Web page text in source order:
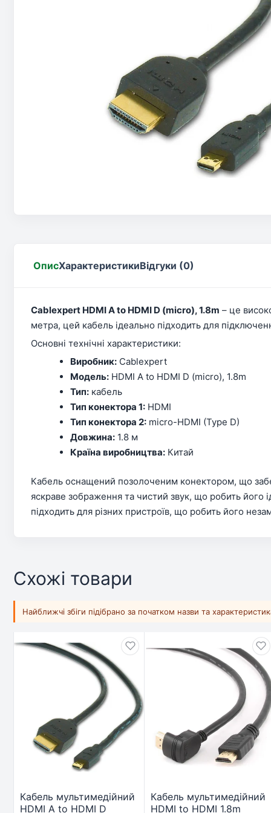
ОписХарактеристикиВідгуки (0)
Cablexpert HDMI A to HDMI D (micro), 1.8m – це
метра, цей кабель ідеально підходить для
Основні технічні характеристики:
Виробник: Cablexpert
Модель: HDMI A to HDMI D (micro), 1.8m
Тип: кабель
Тип конектора 1: HDMI
Тип конектора 2: micro-HDMI (Type D)
Довжина: 1.8 м
Країна виробництва: Китай
Кабель оснащений позолоченим конектором, що
яскраве зображення та чистий звук, що робить його
підходить для різних пристроїв, що робить його
Схожі товари
Найближчі збіги підібрано за початком назви та
Кабель мультимедійний
HDMI A to HDMI D
Кабель мультимедійний
HDMI to HDMI 1.8m